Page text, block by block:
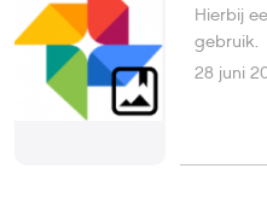
Hierbij
gebruik.
28 juni